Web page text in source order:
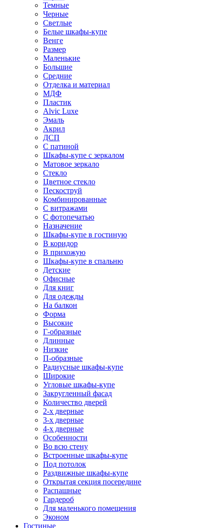
Темные
Черные
Светлые
Белые шкафы-купе
Венге
Размер
Маленькие
Большие
Средние
Отделка и материал
МДФ
Пластик
Alvic Luxe
Эмаль
Акрил
ДСП
С патиной
Шкафы-купе с зеркалом
Матовое зеркало
Стекло
Цветное стекло
Пескоструй
Комбинированные
С витражами
С фотопечатью
Назначение
Шкафы-купе в гостиную
В коридор
В прихожую
Шкафы-купе в спальню
Детские
Офисные
Для книг
Для одежды
На балкон
Форма
Высокие
Г-образные
Длинные
Низкие
П-образные
Радиусные шкафы-купе
Широкие
Угловые шкафы-купе
Закругленный фасад
Количество дверей
2-х дверные
3-х дверные
4-х дверные
Особенности
Во всю стену
Встроенные шкафы-купе
Под потолок
Раздвижные шкафы-купе
Открытая секция посередине
Распашные
Гардероб
Для маленького помещения
Эконом
Гостиные